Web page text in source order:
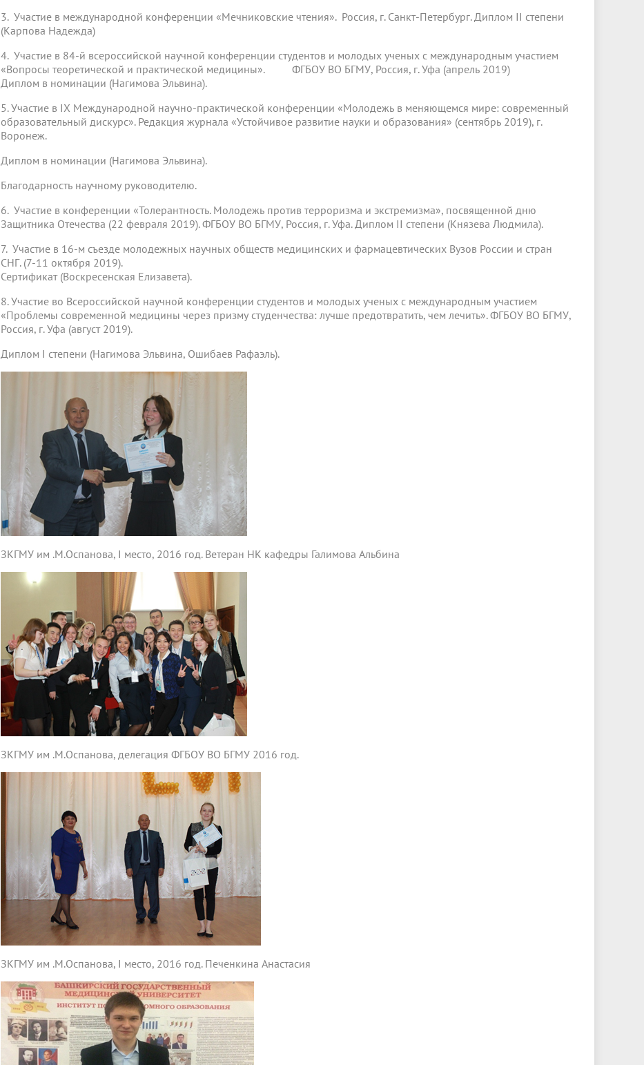
3. Участие в международной конференции «Мечниковские чтения». Россия, г. Санкт-Петербург. Диплом II степени
(Карпова Надежда)
4. Участие в 84-й всероссийской научной конференции студентов и молодых ученых с международным участием
«Вопросы теоретической и практической медицины». ФГБОУ ВО БГМУ, Россия, г. Уфа (апрель 2019)
Диплом в номинации (Нагимова Эльвина).
5. Участие в IX Международной научно-практической конференции «Молодежь в меняющемся мире: современный
образовательный дискурс». Редакция журнала «Устойчивое развитие науки и образования» (сентябрь 2019), г.
Воронеж.
Диплом в номинации (Нагимова Эльвина).
Благодарность научному руководителю.
6. Участие в конференции «Толерантность. Молодежь против терроризма и экстремизма», посвященной дню
Защитника Отечества (22 февраля 2019). ФГБОУ ВО БГМУ, Россия, г. Уфа. Диплом II степени (Князева Людмила).
7. Участие в 16-м съезде молодежных научных обществ медицинских и фармацевтических Вузов России и стран
СНГ. (7-11 октября 2019).
Сертификат (Воскресенская Елизавета).
8. Участие во Всероссийской научной конференции студентов и молодых ученых с международным участием
«Проблемы современной медицины через призму студенчества: лучше предотвратить, чем лечить». ФГБОУ ВО БГМУ,
Россия, г. Уфа (август 2019).
Диплом I степени (Нагимова Эльвина, Ошибаев Рафаэль).
ЗКГМУ им .М.Оспанова, I место, 2016 год. Ветеран НК кафедры Галимова Альбина
ЗКГМУ им .М.Оспанова, делегация ФГБОУ ВО БГМУ 2016 год.
ЗКГМУ им .М.Оспанова, I место, 2016 год. Печенкина Анастасия